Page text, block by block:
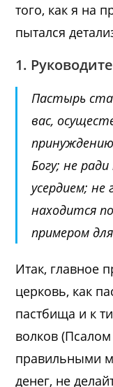
того, как я на
пытался
1.
Пастырь
вас,
Богу; не
усердием;
находится
примером
Итак, главное
церковь, как
пастбища и к
волков (
правильными
денег, не